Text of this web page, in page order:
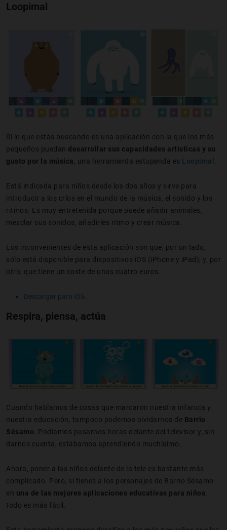
Loopimal
Si lo que estás buscando es una aplicación con la que los más
pequeños puedan desarrollar sus capacidades artísticas y su
gusto por la música , una herramienta estupenda es Loopimal
Está indicada para niños desde los dos años y sirve para
introducir a los críos en el mundo de la música, el sonido y los
ritmos. Es muy entretenida porque puede añadir animales,
mezclar sus sonidos, añadirles ritmo y crear música.
Los inconvenientes de esta aplicación son que, por un lado,
sólo está disponible para dispositivos iOS (iPhone y iPad); y, por
otro, que tiene un coste de unos cuatro euros.
Descargar para iOS
Respira, piensa, actúa
Cuando hablamos de cosas que marcaron nuestra infancia y
nuestra educación, tampoco podemos olvidarnos de Barrio
Sésamo . Podíamos pasarnos horas delante del televisor y, sin
darnos cuenta, estábamos aprendiendo muchísimo.
Ahora, poner a los niños delante de la tele es bastante más
complicado. Pero, si tienes a los personajes de Barrio Sésamo
en una de las mejores aplicaciones educativas para niños
todo es más fácil.